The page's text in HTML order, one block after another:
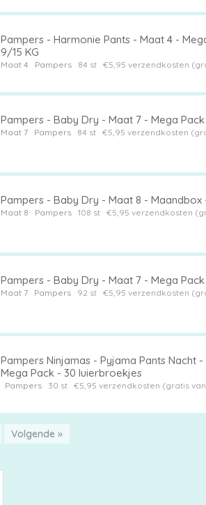
Pampers - Harmonie Pants - Maat 4 -
9/15 KG
Maat 4 Pampers84 st €5,95 verzendkosten
Pampers - Baby Dry - Maat 7 - Mega Pack
Maat 7 Pampers84 st €5,95 verzendkosten
Pampers - Baby Dry - Maat 8 - Maandbox
Maat 8 Pampers108 st €5,95 verzendkosten
Pampers - Baby Dry - Maat 7 - Mega Pack
Maat 7 Pampers92 st €5,95 verzendkosten
Pampers Ninjamas - Pyjama Pants Nacht
Mega Pack - 30 luierbroekjes
Pampers30 st €5,95 verzendkosten (gratis
Volgende »